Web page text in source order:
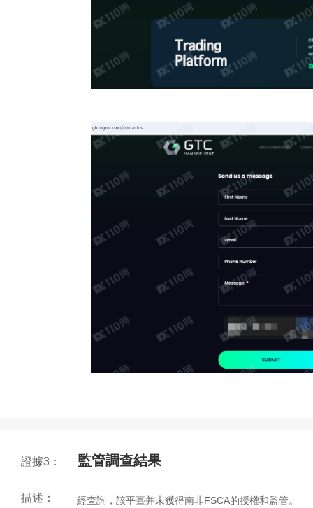
證據3： 監管調查結果
描述： 經查詢，該平臺并未獲得南非FSCA的授權和監管。